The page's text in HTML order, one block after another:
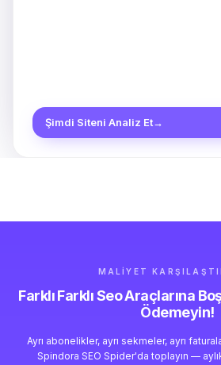
Şimdi Siteni Analiz Et→
MALIYET
Farklı Farklı Seo Araçlarına
Ödemeyin!
Ayrı abonelikler, ayrı sekmeler, ayrı
Spindora SEO Spider'da toplayın —